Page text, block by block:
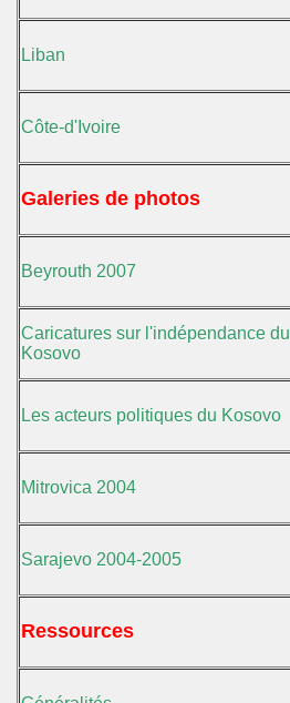
Liban
Côte-d'Ivoire
Galeries de photos
Beyrouth 2007
Caricatures sur l'indépendance du
Kosovo
Les acteurs politiques du Kosovo
Mitrovica 2004
Sarajevo 2004-2005
Ressources